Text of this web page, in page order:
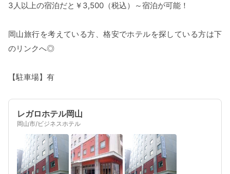
3人以上の宿泊だと￥3,500（税込）～宿泊が可能！
岡山旅行を考えている方、格安でホテルを探している方は下
のリンクへ◎
【駐車場】有
レガロホテル岡山
岡山市/ビジネスホテル